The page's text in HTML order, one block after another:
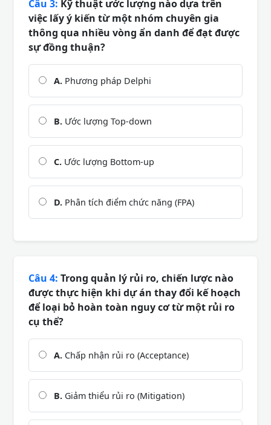
Câu 3: Kỹ thuật ước lượng nào dựa trên
việc lấy ý kiến từ một nhóm chuyên gia
thông qua nhiều vòng ẩn danh để đạt được
sự đồng thuận?
A. Phương pháp Delphi
B. Ước lượng Top-down
C. Ước lượng Bottom-up
D. Phân tích điểm chức năng (FPA)
Câu 4: Trong quản lý rủi ro, chiến lược nào
được thực hiện khi dự án thay đổi kế hoạch
để loại bỏ hoàn toàn nguy cơ từ một rủi ro
cụ thể?
A. Chấp nhận rủi ro (Acceptance)
B. Giảm thiểu rủi ro (Mitigation)